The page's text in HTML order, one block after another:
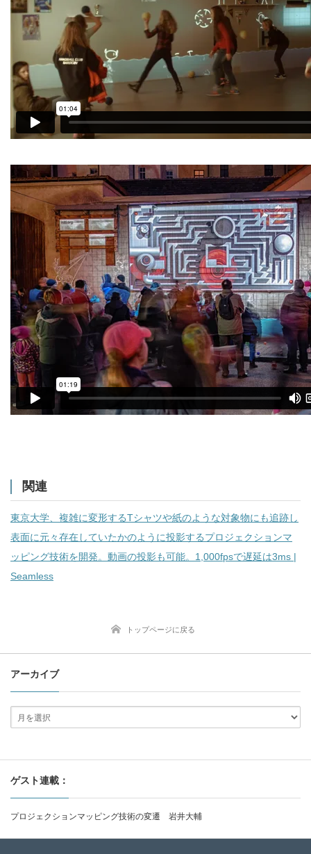
関連
東京大学、複雑に変形するTシャツや紙のような対象物にも追跡し
表面に元々存在していたかのように投影するプロジェクションマ
ッピング技術を開発。動画の投影も可能。1,000fpsで遅延は3ms |
Seamless
トップページに戻る
アーカイブ
ゲスト連載：
プロジェクションマッピング技術の変遷 岩井大輔